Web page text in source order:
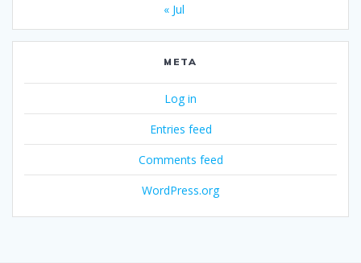
« Jul
META
Log in
Entries feed
Comments feed
WordPress.org